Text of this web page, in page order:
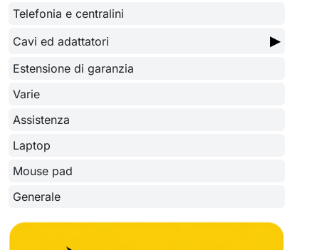
Telefonia e centralini
Cavi ed adattatori
▶
Estensione di garanzia
Varie
Assistenza
Laptop
Mouse pad
Generale